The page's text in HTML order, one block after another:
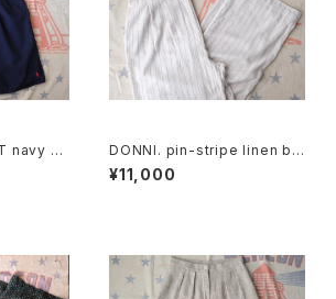
navy C
DONNI. pin-stripe linen bl
end easy Pants
¥11,000